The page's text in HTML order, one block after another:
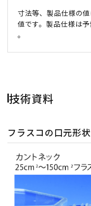
寸法等、製品仕様の
値です。製品仕様は
。
技術資料
フラスコの口元形状